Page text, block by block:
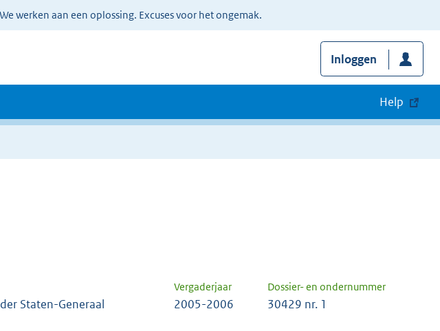
werken aan een oplossing. Excuses voor het ongemak.
Inloggen
Help
Vergaderjaar Dossier- en ondernummer
Staten-Generaal 2005-2006 30429 nr. 1